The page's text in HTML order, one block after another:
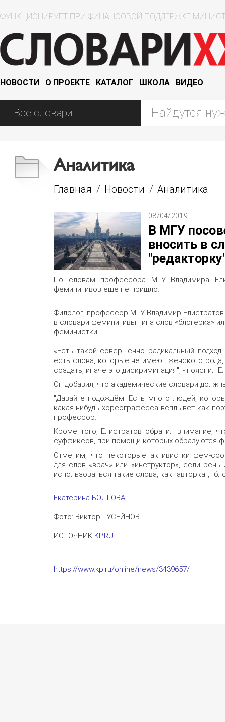
ФУНКЦИОНИРУЕТ ПРИ ФИНАНСОВОЙ ПОДДЕРЖКЕ
НОВОСТИ О ПРОЕКТЕ КАТАЛОГ ШКОЛА ВИДЕО
Аналитика
Главная / Новости / Аналитика
08/04/2019
В МГУ
вносить в
По словам профессора МГУ Владимира
феминитивов еще не пришло.
Филолог, профессор МГУ Владимир
в словари феминитивы типа слов «блогерка»
феминистки.
«Есть такой совершенно радикальный
есть слова, которые не имеют женского
создать, иначе это дискриминация", - пояснил
Он добавил, что академические словари
"Давайте подождём. Есть много людей,
какая-нибудь хореографесса всплывёт как
профессор.
Кроме того, Елистратов обратил внимание,
суффиксов, при помощи которых образуются
Отметим, что некоторые активистки фем-
для слов «врач» или «инструктор», если
использоваться такие слова, как "авторка",
Екатерина БОЛГОВА
Фото: Виктор ГУСЕЙНОВ
ИСТОЧНИК KP.RU
https://www.kp.ru/online/news/3439657/